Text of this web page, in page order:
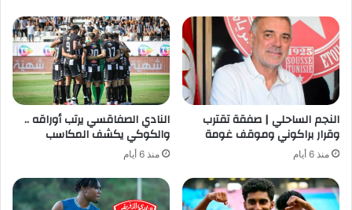
النجم الساحلي | صفقة تقترب
وقرار براكوني وموقف غومة
منذ 6 أيام
النادي الصفاقسي يرتب أوراقه ..
والكوكي يكشف المكاسب
منذ 6 أيام